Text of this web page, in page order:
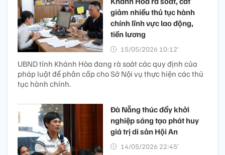
giảm nhiều thủ tục hành
chính lĩnh vực lao động,
tiền lương
15/05/2026 10:12’
UBND tỉnh Khánh Hòa đang rà soát các quy định của
pháp luật để phân cấp cho Sở Nội vụ thực hiện các thủ
tục hành chính.
Đà Nẵng thúc đẩy khởi
nghiệp sáng tạo phát huy
giá trị di sản Hội An
14/05/2026 22:45’